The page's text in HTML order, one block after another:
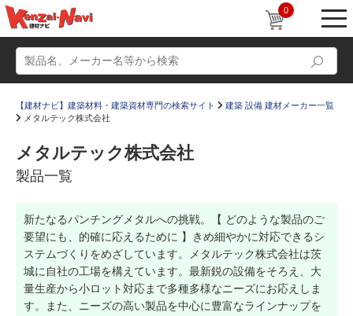
0
かたなび コラム
すまいリング 設計士インタビュー
Q＆A 販売・施工代理店募集
お気に入り
【建材ナビ】建築材料・建築資材専門の検索サイト
建築 設備 建材メーカー一覧
メタルテック株式会社
メタルテック株式会社
製品一覧
新たなるパンチングメタルへの挑戦。【 どのような製品のご
要望にも、的確に応えるために 】きめ細やかに対応できるシ
ステムづくりをめざしています。メタルテック株式会社は茨
城に自社の工場を構えています。最新鋭の設備をそろえ、大
量生産から小ロット対応まで多種多様なニーズにお応えしま
す。また、ニーズの高い製品を中心に豊富なラインナップを